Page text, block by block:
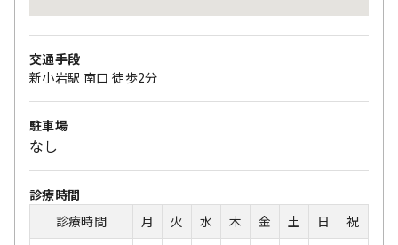
交通手段
新小岩駅 南口 徒歩2分
駐車場
なし
診療時間
診療時間
月 火 水 木 金 土 日
祝